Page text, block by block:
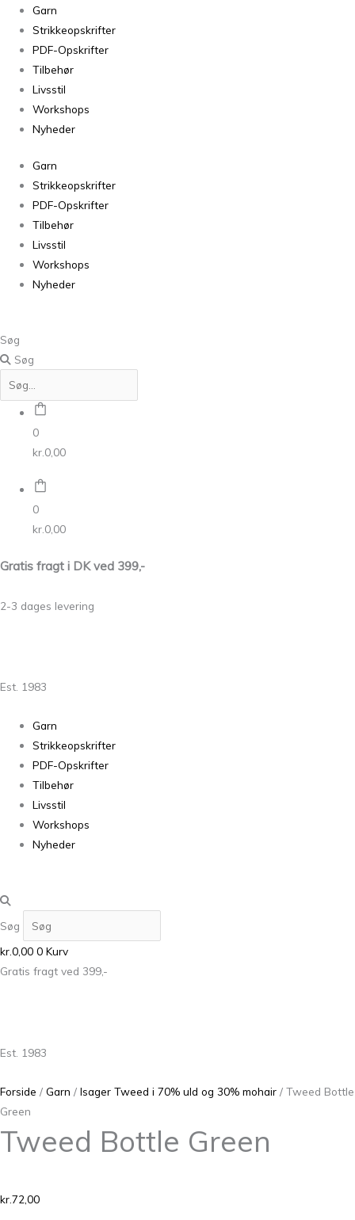
Garn
Strikkeopskrifter
PDF-Opskrifter
Tilbehør
Livsstil
Workshops
Nyheder
Garn
Strikkeopskrifter
PDF-Opskrifter
Tilbehør
Livsstil
Workshops
Nyheder
Søg
Søg
0
kr. 0,00
0
kr. 0,00
Gratis fragt i DK ved 399,-
2-3 dages levering
Est. 1983
Garn
Strikkeopskrifter
PDF-Opskrifter
Tilbehør
Livsstil
Workshops
Nyheder
Søg
kr.0,00 0 Kurv
Gratis fragt ved 399,-
Est. 1983
Forside / Garn / Isager Tweed i 70% uld og 30% mohair / Tweed Bottle
Green
Tweed Bottle Green
kr.72,00
Tweed
Bottle
Green
antal